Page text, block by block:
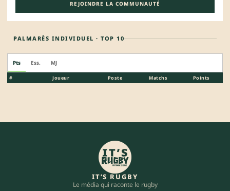
REJOINDRE LA COMMUNAUTÉ
PALMARÈS INDIVIDUEL · TOP 10
Pts Ess. MJ
# Joueur Poste Matchs Points
IT’S RUGBY
Le média qui raconte le rugby